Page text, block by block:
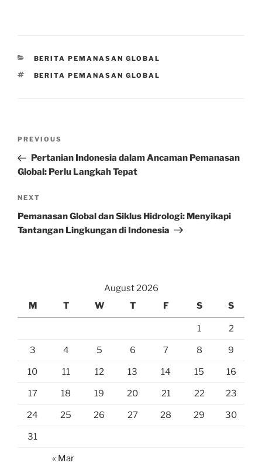
CATEGORIES
BERITA PEMANASAN GLOBAL
TAGS
BERITA PEMANASAN GLOBAL
Previous
Post
PREVIOUS
Pertanian Indonesia dalam Ancaman Pemanasan
Global: Perlu Langkah Tepat
Next
Post
NEXT
Pemanasan Global dan Siklus Hidrologi: Menyikapi
Tantangan Lingkungan di Indonesia
August 2026
M
T W T F S S
1 2
3 4 5 6 7 8 9
10 11 12 13 14 15 16
17 18 19 20 21 22 23
24 25 26 27 28 29 30
31
« Mar